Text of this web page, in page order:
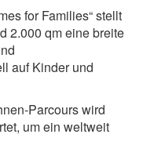
for Families“ stellt
2.000 qm eine breite
auf Kinder und
Parcours wird
um ein weltweit